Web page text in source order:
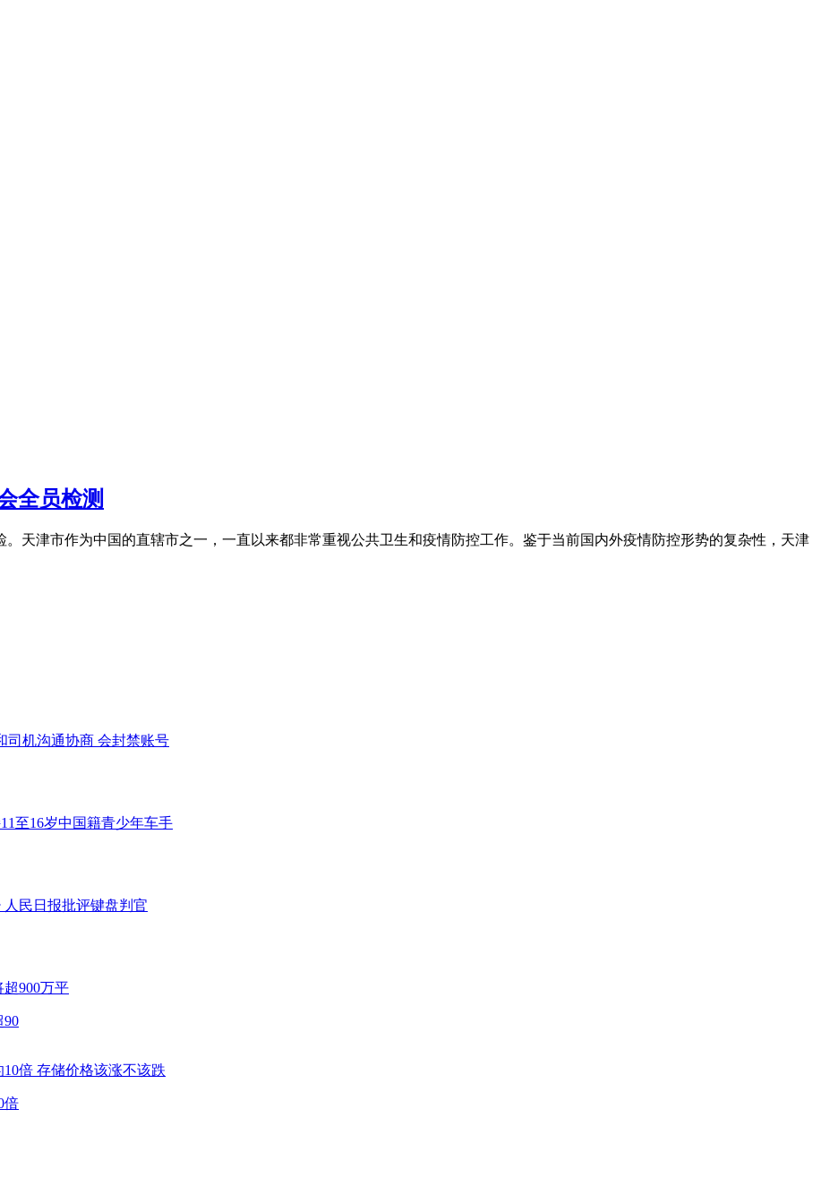
全员检测
天津市作为中国的直辖市之一，一直以来都非常重视公共卫生和疫情防控工作。鉴于当前国内外疫情防控形势的复杂性，天津
90
倍